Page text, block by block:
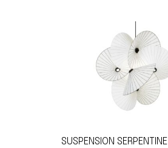
SUSPENSION SERPENTINE